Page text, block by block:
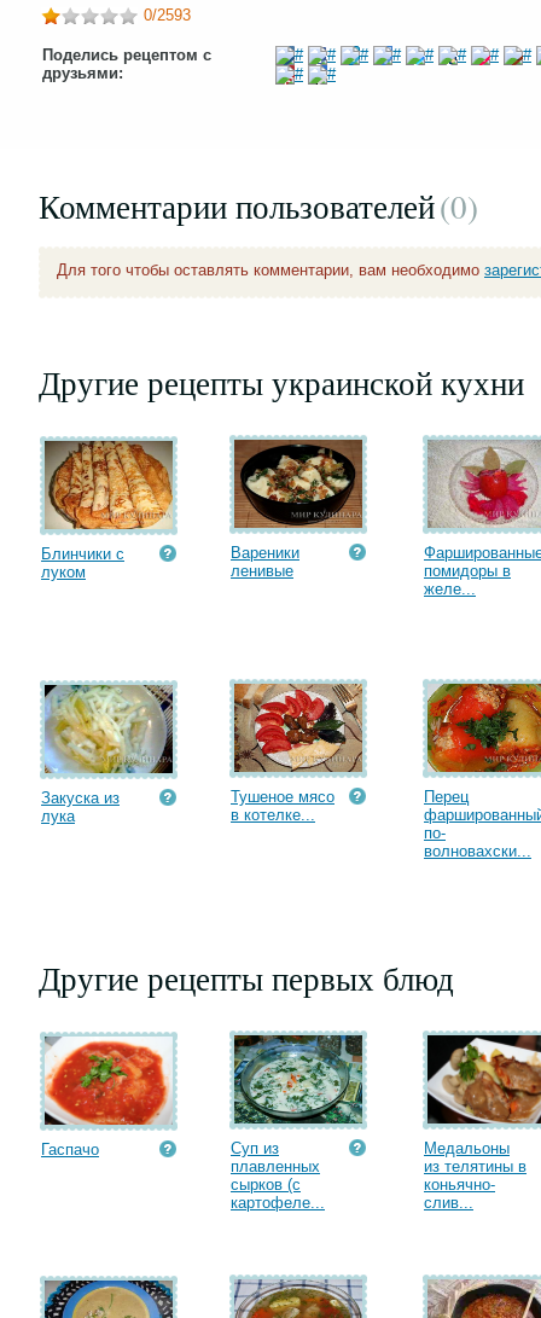
0/2593
Поделись рецептом с
друзьями:
Комментарии пользователей(0)
Для того чтобы оставлять комментарии, вам необходимо
Другие рецепты украинской кухни
Блинчики с
луком
Вареники
ленивые
помидоры в
желе...
Закуска из
лука
Тушеное мясо
в котелке...
Перец
по-
волновахски...
Другие рецепты первых блюд
Гаспачо
Суп из
плавленных
сырков (с
картофеле...
Медальоны
из телятины в
коньячно-
слив...